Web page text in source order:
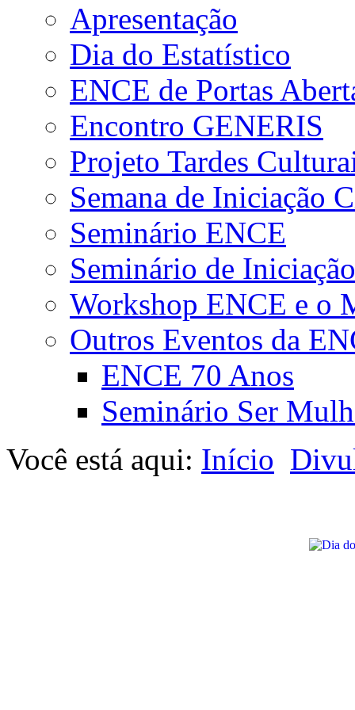
Apresentação
Dia do Estatístico
ENCE de Portas
Encontro GENERIS
Projeto Tardes
Semana de Iniciação
Seminário ENCE
Seminário de
Workshop ENCE e o
Outros Eventos da
ENCE 70 Anos
Seminário Ser
Você está aqui: Início